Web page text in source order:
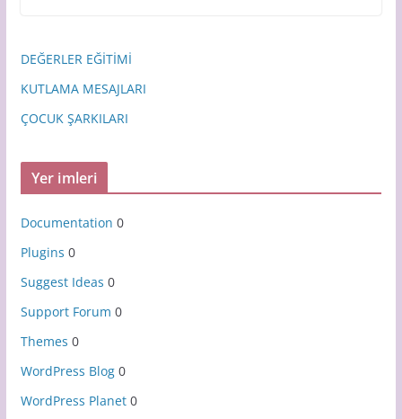
DEĞERLER EĞİTİMİ
KUTLAMA MESAJLARI
ÇOCUK ŞARKILARI
Yer imleri
Documentation 0
Plugins 0
Suggest Ideas 0
Support Forum 0
Themes 0
WordPress Blog0
WordPress Planet0